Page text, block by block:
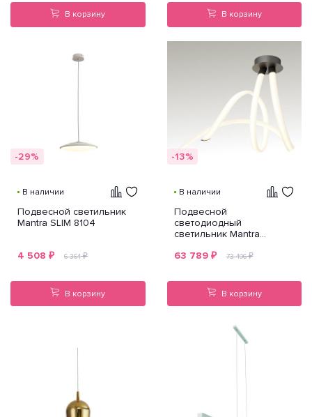
В корзину В корзину
-29%
В наличии
Подвесной светильник
Mantra SLIM 8104
4 508 ₽ 6 364₽
В корзину
-13%
В наличии
Подвесной
светодиодный
светильник Mantra
63 789₽ 73 496₽
В корзину